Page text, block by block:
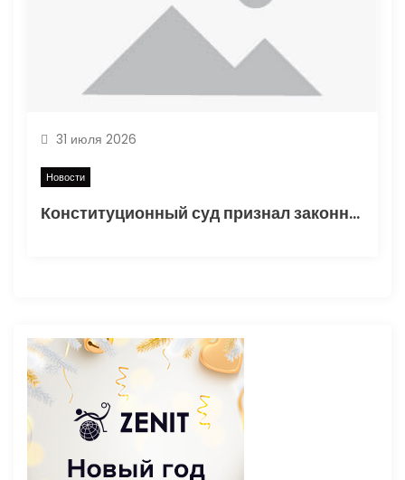
31 июля 2026
Новости
Конституционный суд признал законным порядок начисления утильсбора при ввозе автомобилей